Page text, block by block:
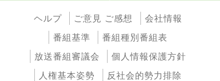
ヘルプ ご意見 ご感想
会社情報
番組基準
番組種別番組表
放送番組審議会
個人情報保護方針
人権基本姿勢
反社会的勢力排除